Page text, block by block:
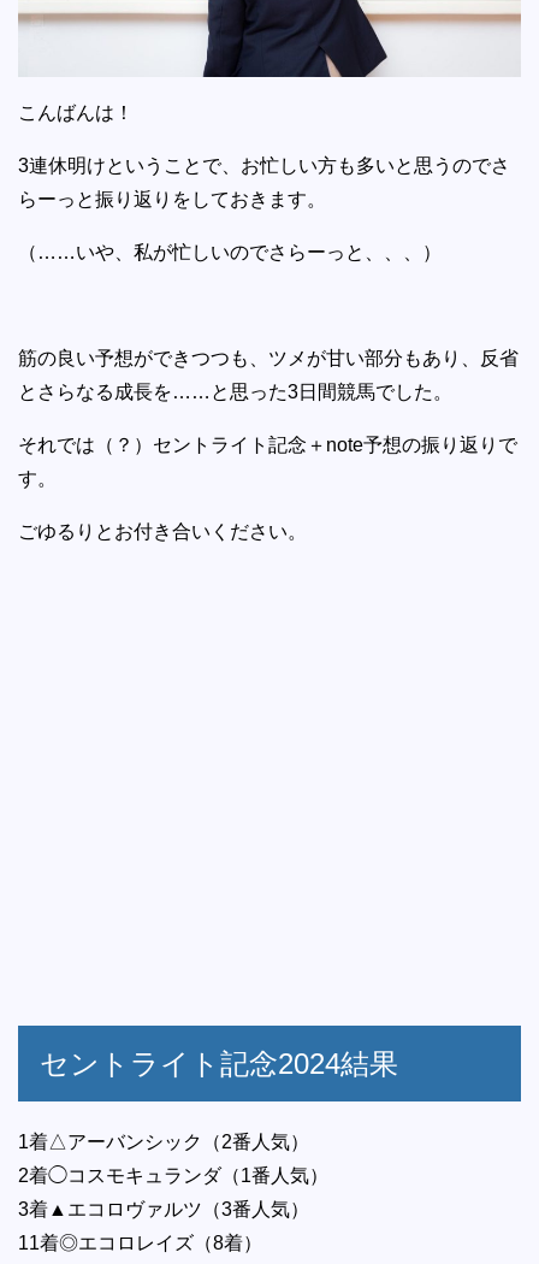
こんばんは！
3連休明けということで、お忙しい方も多いと思うのでさ
らーっと振り返りをしておきます。
（……いや、私が忙しいのでさらーっと、、、）
筋の良い予想ができつつも、ツメが甘い部分もあり、反省
とさらなる成長を……と思った3日間競馬でした。
それでは（？）セントライト記念＋note予想の振り返りで
す。
ごゆるりとお付き合いください。
セントライト記念2024結果
1着△アーバンシック（2番人気）
2着◯コスモキュランダ（1番人気）
3着▲エコロヴァルツ（3番人気）
11着◎エコロレイズ（8着）